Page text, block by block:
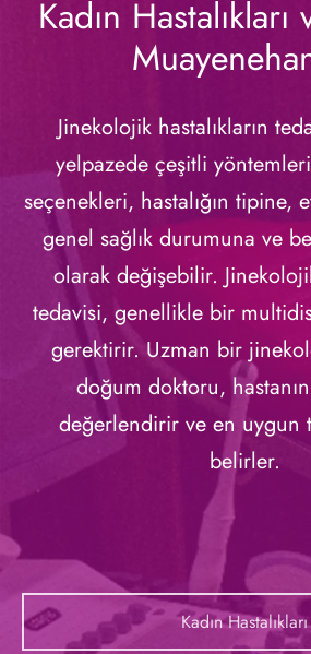
Kadın
Jinekolojik hastalıkların
yelpazede çeşitli
seçenekleri, hastalığın tipine,
genel sağlık durumuna ve
olarak değişebilir.
tedavisi, genellikle bir
gerektirir. Uzman bir
doğum doktoru,
değerlendirir ve en uygun
belirler.
Kadın Hastalıkları